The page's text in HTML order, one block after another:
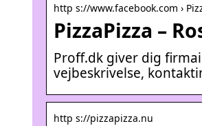
http s://www.facebook.com ›
PizzaPizza –
Proff.dk giver dig
vejbeskrivelse,
http s://pizzapizza.nu